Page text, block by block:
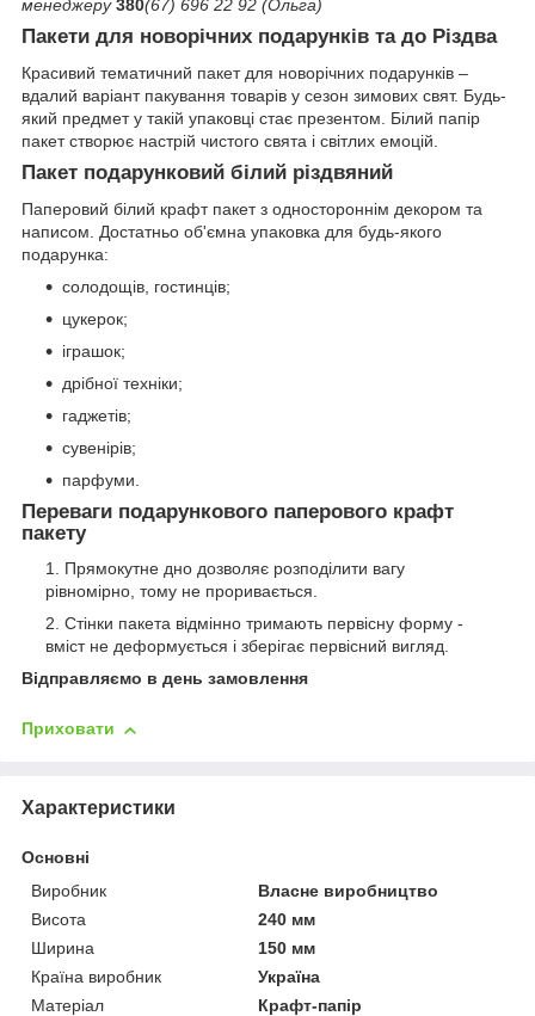
менеджеру380(67) 696 22 92 (Ольга)
Пакети для новорічних подарунків та до Різдва
Красивий тематичний пакет для новорічних подарунків –
вдалий варіант пакування товарів у сезон зимових свят. Будь-
який предмет у такій упаковці стає презентом. Білий папір
пакет створює настрій чистого свята і світлих емоцій.
Пакет подарунковий білий різдвяний
Паперовий білий крафт пакет з одностороннім декором та
написом. Достатньо об'ємна упаковка для будь-якого
подарунка:
солодощів, гостинців;
цукерок;
іграшок;
дрібної техніки;
гаджетів;
сувенірів;
парфуми.
Переваги подарункового паперового крафт
пакету
Прямокутне дно дозволяє розподілити вагу
рівномірно, тому не проривається.
Стінки пакета відмінно тримають первісну форму -
вміст не деформується і зберігає первісний вигляд.
Відправляємо в день замовлення
Приховати
Характеристики
Основні
Виробник
Власне виробництво
Висота
240 мм
Ширина
150 мм
Країна виробник
Україна
Матеріал
Крафт-папір